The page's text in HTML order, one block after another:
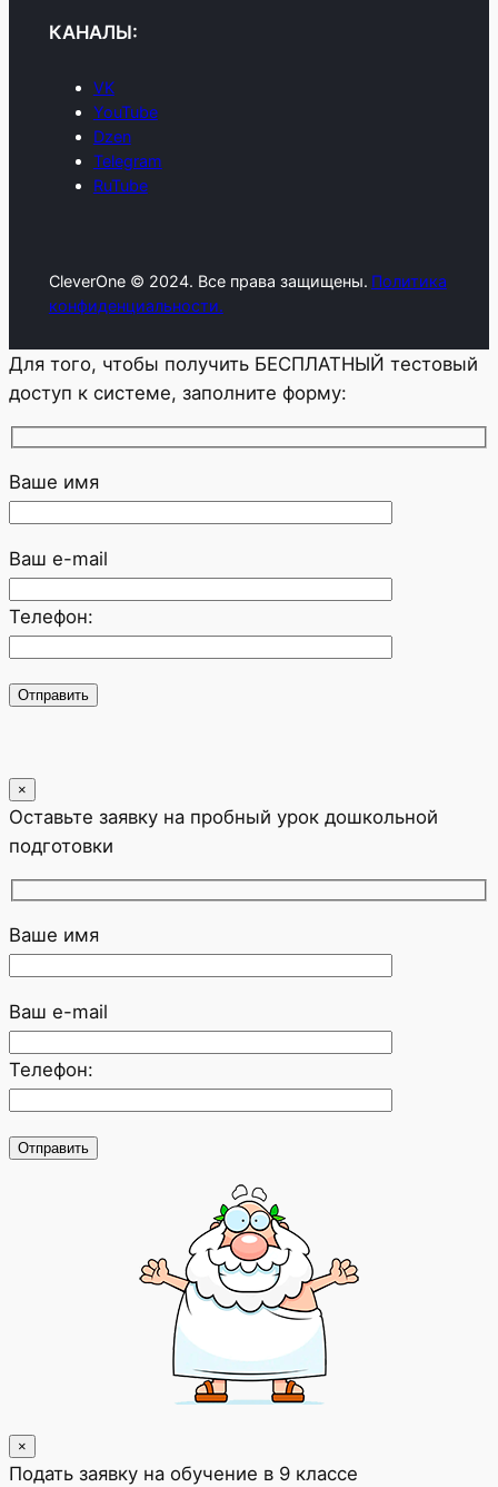
КАНАЛЫ:
VK
YouTube
Dzen
Telegram
RuTube
CleverOne © 2024. Все права защищены. Политика
конфиденциальности.
Для того, чтобы получить БЕСПЛАТНЫЙ тестовый
доступ к системе, заполните форму:
Ваше имя
Ваш e-mail
Телефон:
×
Оставьте заявку на пробный урок дошкольной
подготовки
Ваше имя
Ваш e-mail
Телефон:
×
Подать заявку на обучение в 9 классе